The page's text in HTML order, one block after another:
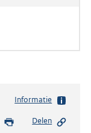
Informatie
Delen